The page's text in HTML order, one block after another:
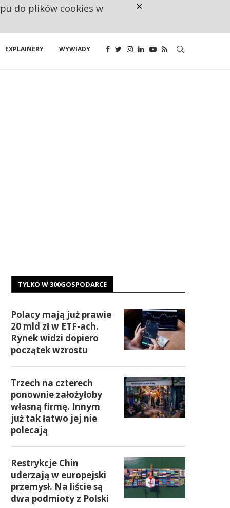
EXPLAINERY WYWIADY
TYLKO W 300GOSPODARCE
Polacy mają już prawie
20 mld zł w ETF-ach.
Rynek widzi dopiero
początek wzrostu
Trzech na czterech
ponownie założyłoby
własną firmę. Innym
już tak łatwo jej nie
polecają
Restrykcje Chin
uderzają w europejski
przemysł. Na liście są
dwa podmioty z Polski
do plików cookies w ×